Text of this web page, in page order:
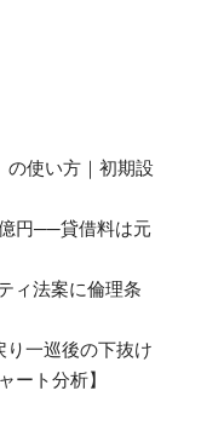
使い方｜初期設
円──貸借料は元
ィ法案に倫理条
一巡後の下抜け
ート分析】